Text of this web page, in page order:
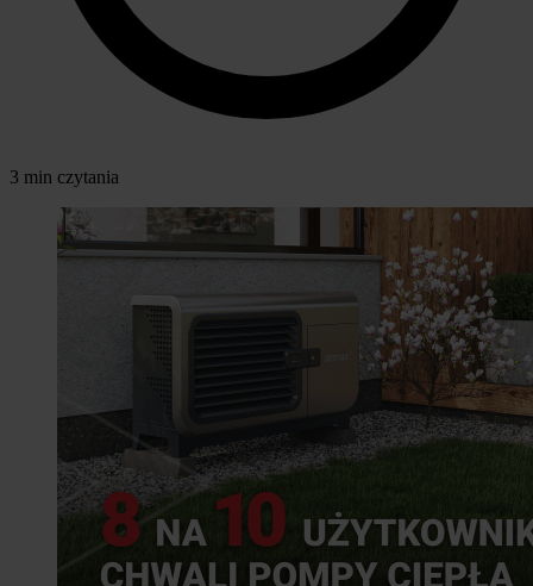
3 min czytania